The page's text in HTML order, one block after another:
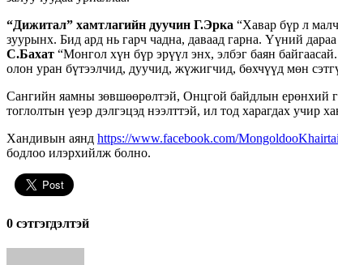
“Дижитал” хамтлагийн дуучин Г.Эрка “Хавар бүр л
зуурынх. Бид ард нь гарч чадна, даваад гарна. Үүний
С.Бахат “Монгол хүн бүр эрүүл энх, элбэг баян
олон уран бүтээлчид, дуучид, жүжигчид, бөхчүүд мөн
Сангийн яамны зөвшөөрөлтэй, Онцгой байдлын ерөнхий
тоглолтын үеэр дэлгэцэд нээлттэй, ил тод харагдах
Хандивын аянд https://www.facebook.com/
бодлоо илэрхийлж болно.
0 cэтгэгдэлтэй